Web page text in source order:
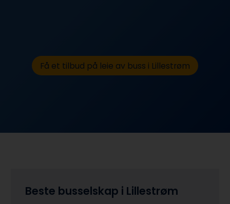
Få et tilbud på leie av buss i Lillestrøm
Beste busselskap i Lillestrøm